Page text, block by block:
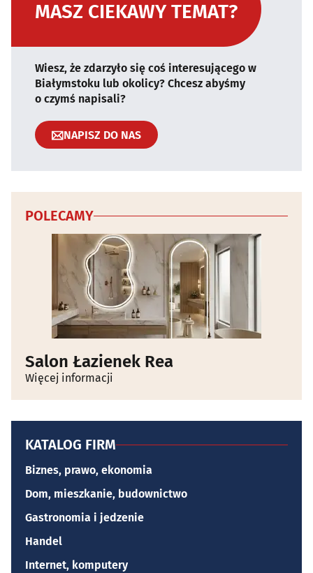
MASZ CIEKAWY TEMAT?
Wiesz, że zdarzyło się coś interesującego w
Białymstoku lub okolicy? Chcesz abyśmy
o czymś napisali?
NAPISZ DO NAS
POLECAMY
Salon Łazienek Rea
Więcej informacji
KATALOG FIRM
Biznes, prawo, ekonomia
Dom, mieszkanie, budownictwo
Gastronomia i jedzenie
Handel
Internet, komputery